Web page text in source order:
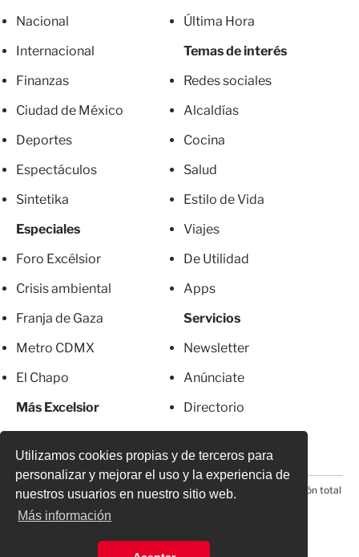
Utilizamos cookies propias y de terceros para
personalizar y mejorar el uso y la experiencia de
nuestros usuarios en nuestro sitio web.
Más información
Nacional
Internacional
Finanzas
Ciudad de México
Deportes
Espectáculos
Sintetika
Especiales
Foro Excélsior
Crisis ambiental
Franja de Gaza
Metro CDMX
El Chapo
Más Excelsior
Última Hora
Temas de interés
Redes sociales
Alcaldías
Cocina
Salud
Estilo de Vida
Viajes
De Utilidad
Apps
Servicios
Newsletter
Anúnciate
Directorio
© 2026 Todos los derechos reservados. Prohibida la reproducción total
o parcial, incluyendo cualquier medio electrónico*